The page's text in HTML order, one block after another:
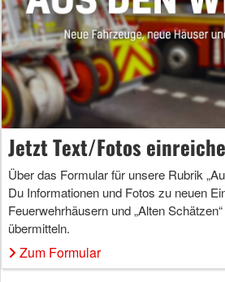
Jetzt Text/Fotos
Über das Formular für unsere Rubrik
Du Informationen und Fotos zu neuen
Feuerwehrhäusern und „Alten
übermitteln.
Zum Formular